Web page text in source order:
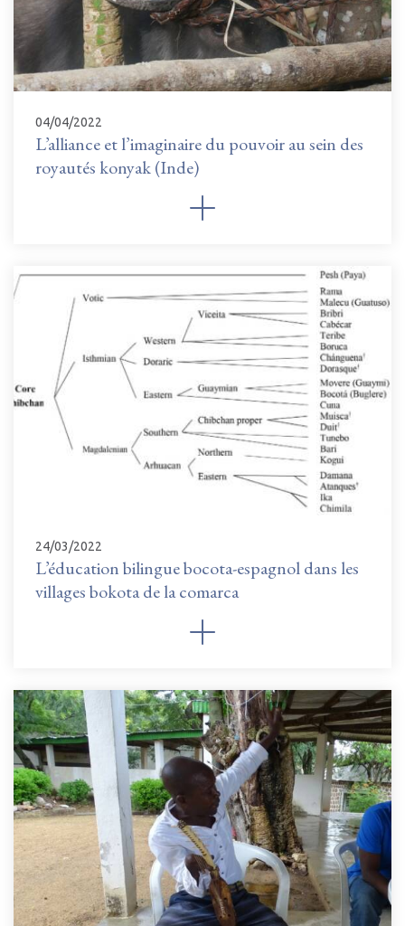
04/04/2022
L’alliance et l’imaginaire du pouvoir au sein des
royautés konyak (Inde)
24/03/2022
L’éducation bilingue bocota-espagnol dans les
villages bokota de la comarca